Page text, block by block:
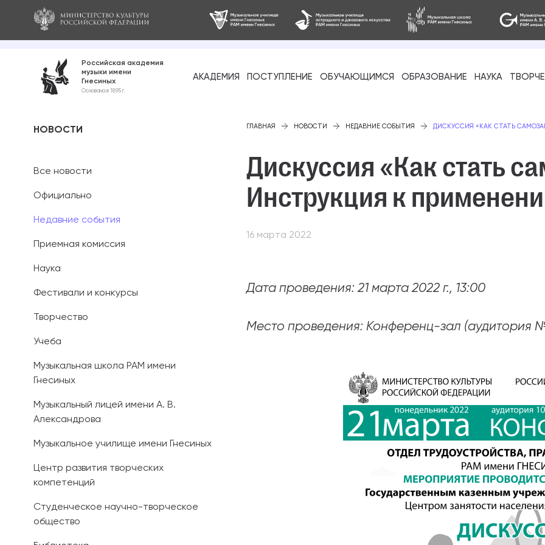
Российская академия
музыки имени
Гнесиных
Основана в 1895 г.
АКАДЕМИЯ ПОСТУПЛЕНИЕ ОБУЧАЮЩИМСЯ ОБРАЗОВАНИЕ НАУКА
Бакалавриат
Специалитет
Ассистентура-стажировка
Аспирантура
Иностранным абитуриентам
Платные образовательные услуги
Информация о приемной кампании
Контакты приемной комиссии
НОВОСТИ
Все новости
Официально
Недавние события
Приемная комиссия
Наука
Фестивали и конкурсы
Творчество
Учеба
Музыкальная школа РАМ имени
Гнесиных
Музыкальный лицей имени А. В.
Александрова
Музыкальное училище имени Гнесиных
Центр развития творческих
компетенций
Студенческое научно-творческое
общество
ГЛАВНАЯ НОВОСТИ НЕДАВНИЕ СОБЫТИЯ ДИСКУССИЯ «КАК СТАТЬ
Дискуссия «Как стать
Инструкция к
16 марта 2022
Дата проведения: 21 марта 2022 г., 13:00
Место проведения: Конференц-зал (аудитория